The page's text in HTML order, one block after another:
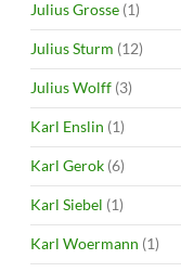
Julius Grosse (1)
Julius Sturm (12)
Julius Wolff (3)
Karl Enslin (1)
Karl Gerok (6)
Karl Siebel (1)
Karl Woermann (1)